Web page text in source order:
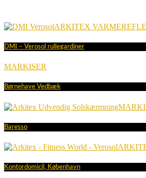
ARKITEX
DMI – Verosol rullegardiner
MARKISER
Børnehave Vedbæk
Baresso
Kontordomicil, København